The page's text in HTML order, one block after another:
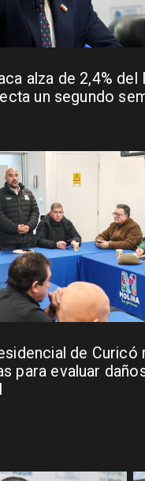
alza de 2,4% del
un segundo
de Curicó
para evaluar